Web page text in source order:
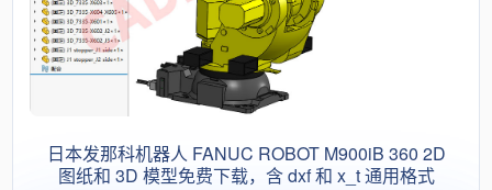
日本发那科机器人 FANUC ROBOT M900iB 360 2D
图纸和 3D 模型免费下载，含 dxf 和 x_t 通用格式